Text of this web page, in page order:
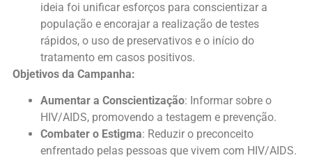
ideia foi unificar esforços para conscientizar a
população e encorajar a realização de testes
rápidos, o uso de preservativos e o início do
tratamento em casos positivos.
Objetivos da Campanha:
Aumentar a Conscientização: Informar sobre o
HIV/AIDS, promovendo a testagem e prevenção.
Combater o Estigma: Reduzir o preconceito
enfrentado pelas pessoas que vivem com HIV/AIDS.